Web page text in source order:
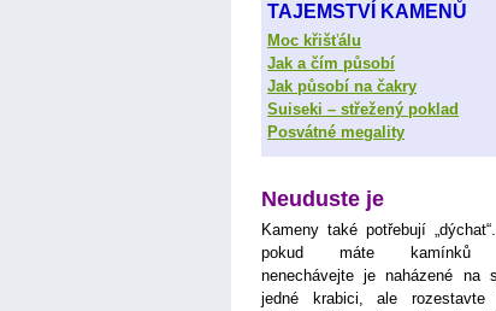
TAJEMSTVÍ KAMENŮ
Moc křišťálu
Jak a čím působí
Jak působí na čakry
Suiseki – střežený poklad
Posvátné megality
Neuduste je
Kameny také potřebují
pokud máte kamínků
nenechávejte je naházené na
jedné krabici, ale